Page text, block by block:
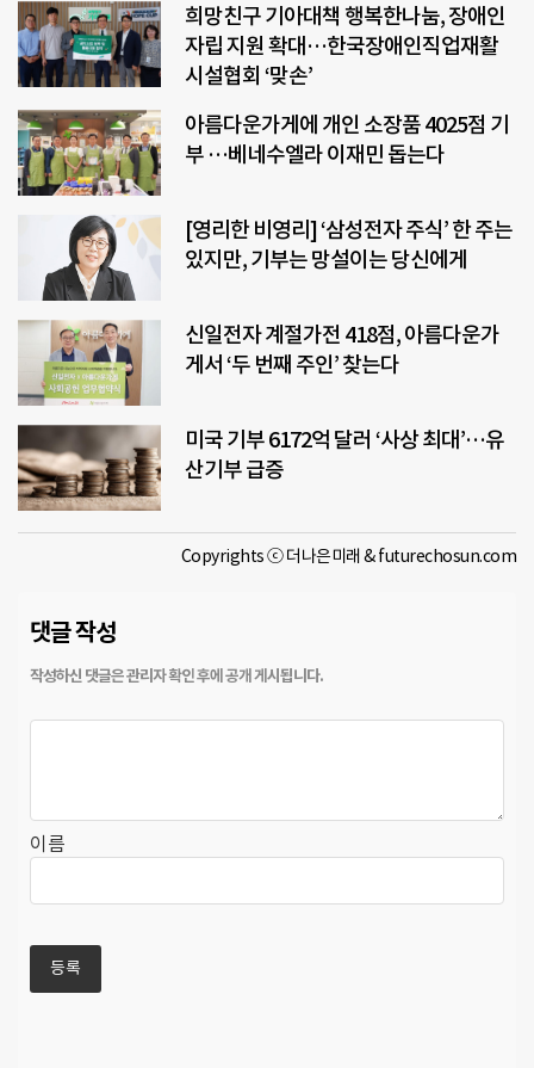
희망친구 기아대책 행복한나눔, 장애인
자립 지원 확대…한국장애인직업재활
시설협회 ‘맞손’
아름다운가게에 개인 소장품 4025점 기
부 …베네수엘라 이재민 돕는다
[영리한 비영리] ‘삼성전자 주식’ 한 주는
있지만, 기부는 망설이는 당신에게
신일전자 계절가전 418점, 아름다운가
게서 ‘두 번째 주인’ 찾는다
미국 기부 6172억 달러 ‘사상 최대’…유
산기부 급증
Copyrights ⓒ 더나은미래 & futurechosun.com
댓글 작성
이름